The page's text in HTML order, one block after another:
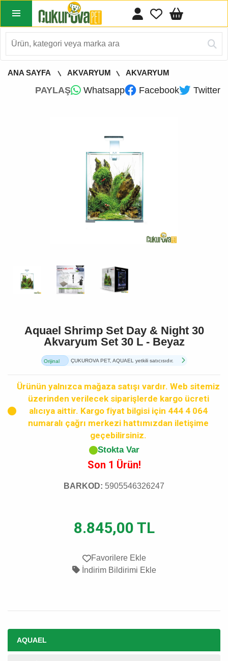
ANA SAYFA AKVARYUM AKVARYUM
PAYLAŞ Whatsapp Facebook Twitter
Aquael Shrimp Set Day & Night 30
Akvaryum Set 30 L - Beyaz
Orijinal
ÇUKUROVA PET, AQUAEL yetkili satıcısıdır.
Ürünün yalnızca mağaza satışı vardır. Web sitemiz
üzerinden verilecek siparişlerde kargo ücreti
alıcıya aittir. Kargo fiyat bilgisi için 444 4 064
numaralı çağrı merkezi hattımızdan iletişime
geçebilirsiniz.
Stokta Var
Son 1 Ürün!
BARKOD: 5905546326247
8.845,00 TL
Favorilere Ekle
İndirim Bildirimi Ekle
AQUAEL